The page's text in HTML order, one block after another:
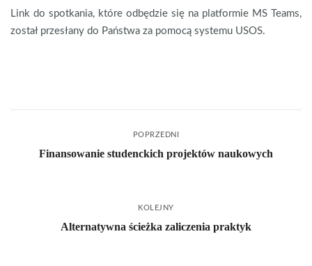
Link do spotkania, które odbędzie się na platformie MS Teams,
został przesłany do Państwa za pomocą systemu USOS.
POPRZEDNI
Finansowanie studenckich projektów naukowych
KOLEJNY
Alternatywna ścieżka zaliczenia praktyk